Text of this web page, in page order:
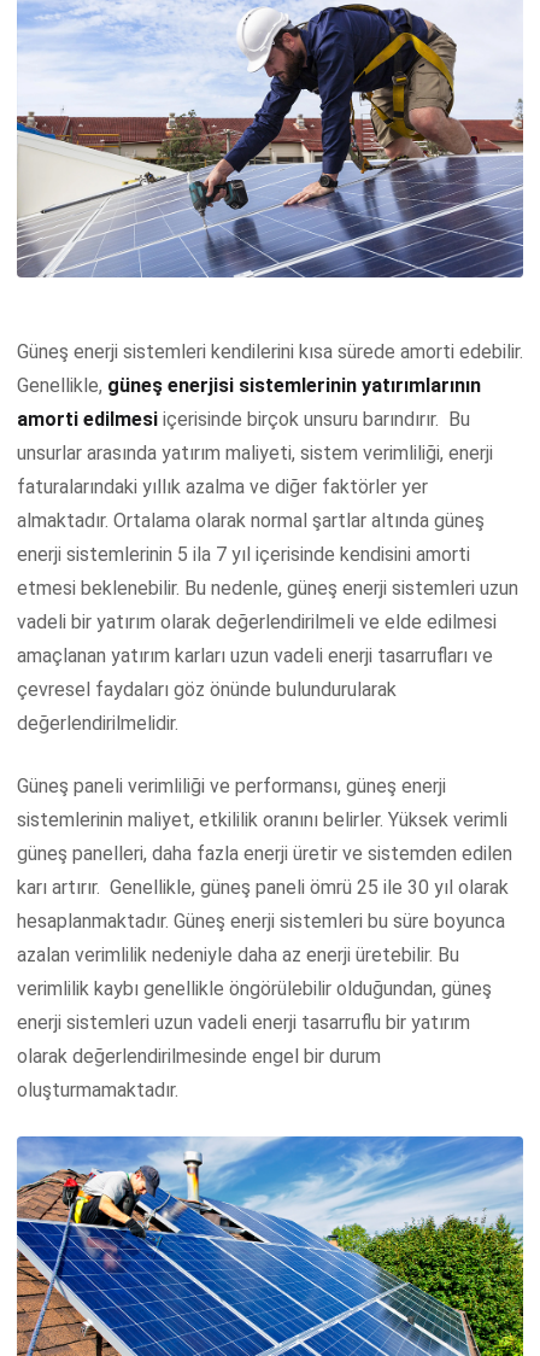
Güneş enerji sistemleri kendilerini kısa sürede amorti edebilir.
Genellikle, güneş enerjisi sistemlerinin yatırımlarının
amorti edilmesi içerisinde birçok unsuru barındırır. Bu
unsurlar arasında yatırım maliyeti, sistem verimliliği, enerji
faturalarındaki yıllık azalma ve diğer faktörler yer
almaktadır. Ortalama olarak normal şartlar altında güneş
enerji sistemlerinin 5 ila 7 yıl içerisinde kendisini amorti
etmesi beklenebilir. Bu nedenle, güneş enerji sistemleri uzun
vadeli bir yatırım olarak değerlendirilmeli ve elde edilmesi
amaçlanan yatırım karları uzun vadeli enerji tasarrufları ve
çevresel faydaları göz önünde bulundurularak
değerlendirilmelidir.
Güneş paneli verimliliği ve performansı, güneş enerji
sistemlerinin maliyet, etkililik oranını belirler. Yüksek verimli
güneş panelleri, daha fazla enerji üretir ve sistemden edilen
karı artırır. Genellikle, güneş paneli ömrü 25 ile 30 yıl olarak
hesaplanmaktadır. Güneş enerji sistemleri bu süre boyunca
azalan verimlilik nedeniyle daha az enerji üretebilir. Bu
verimlilik kaybı genellikle öngörülebilir olduğundan, güneş
enerji sistemleri uzun vadeli enerji tasarruflu bir yatırım
olarak değerlendirilmesinde engel bir durum
oluşturmamaktadır.